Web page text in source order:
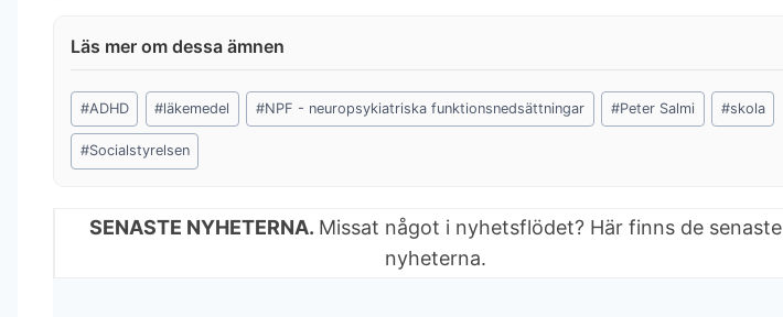
Post
Tags:
#ADHD #läkemedel #NPF - neuropsykiatriska funktionsnedsättningar #Peter Salmi #skola
#Socialstyrelsen
SENASTE NYHETERNA. Missat något i nyhetsflödet? Här finns de senaste
nyheterna.